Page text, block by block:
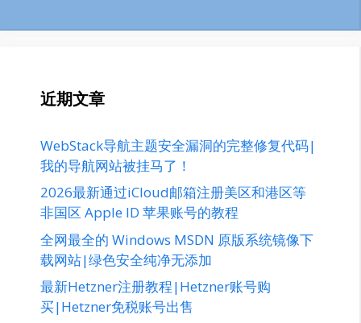
近期文章
WebStack导航主题安全漏洞的完整修复代码|
我的导航网站被挂马了！
2026最新通过iCloud邮箱注册美区和港区等
非国区 Apple ID 苹果账号的教程
全网最全的 Windows MSDN 原版系统镜像下
载网站|绿色安全纯净无添加
最新Hetzner注册教程|Hetzner账号购
买|Hetzner免税账号出售